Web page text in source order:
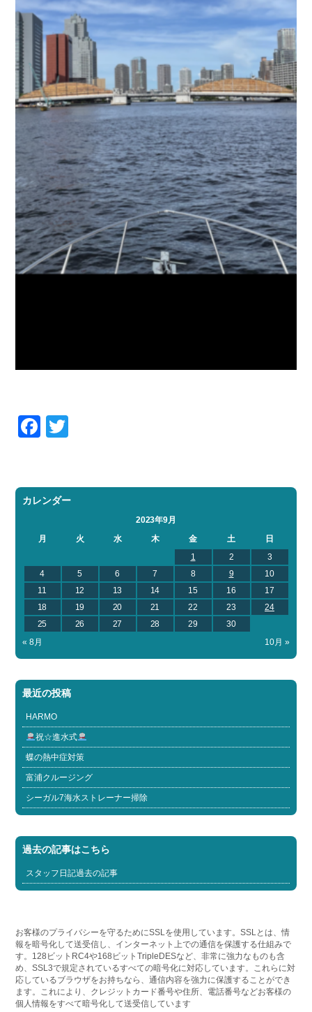
Facebook
カレンダー
2023年9月
月
火 水 木 金 土
日
1
2
3
4
5 6 7 8 9
10
11
12 13 14 15 16
17
18
19 20 21 22 23
24
25
26 27 28 29
30
« 8月
10月 »
最近の投稿
HARMO
祝☆進水式
蝶の熱中症対策
富浦クルージング
シーガル7海水ストレーナー掃除
過去の記事はこちら
スタッフ日記過去の記事
お客様のプライバシーを守るためにSSLを使用しています。SSLとは、情
報を暗号化して送受信し、インターネット上での通信を保護する仕組みで
す。128ビットRC4や168ビットTripleDESなど、非常に強力なものも含
め、SSL3で規定されているすべての暗号化に対応しています。これらに対
応しているブラウザをお持ちなら、通信内容を強力に保護することができ
ます。これにより、クレジットカード番号や住所、電話番号などお客様の
個人情報をすべて暗号化して送受信しています